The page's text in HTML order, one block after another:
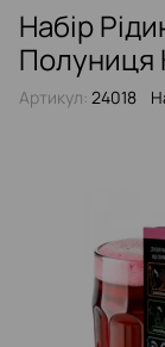
Набір
Полуниця
Артикул: 24018